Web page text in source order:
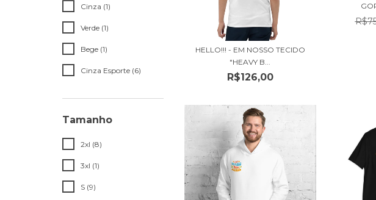
Cinza (1)
Verde (1)
Bege (1)
Cinza Esporte (6)
Tamanho
2xl (8)
3xl (1)
S (9)
HELLO!!! - EM NOSSO TECIDO
"HEAVY B...
R$126,00